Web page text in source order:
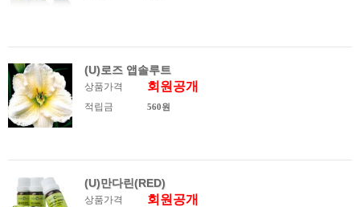
(U)로즈 앱솔루트
상품가격 회원공개
적립금 560원
(U)만다린(RED)
상품가격 회원공개